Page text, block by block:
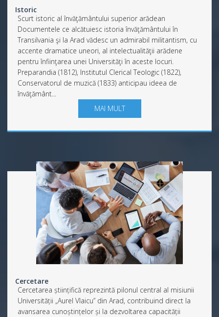
Istoric
Scurt istoric al învăţământului superior arădean
Documentele ce alcătuiesc istoria învăţământului în
Transilvania şi la Arad vădesc un admirabil militantism, cu
accente dramatice uneori, al intelectualităţii arădene
pentru înfiinţarea unei Universităţi în aceste locuri.
Preparandia (1812), Institutul Clerical Teologic (1822),
Conservatorul de muzică (1833) anticipau ideea de
învăţământ...
MAI MULT
Cercetare
Cercetarea științifică reprezintă pilonul central al misiunii
Universității „Aurel Vlaicu” din Arad, contribuind direct la
avansarea cunoștințelor și la dezvoltarea capacității